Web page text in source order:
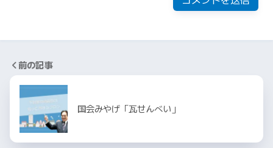
前の記事
国会みやげ「瓦せんべい」